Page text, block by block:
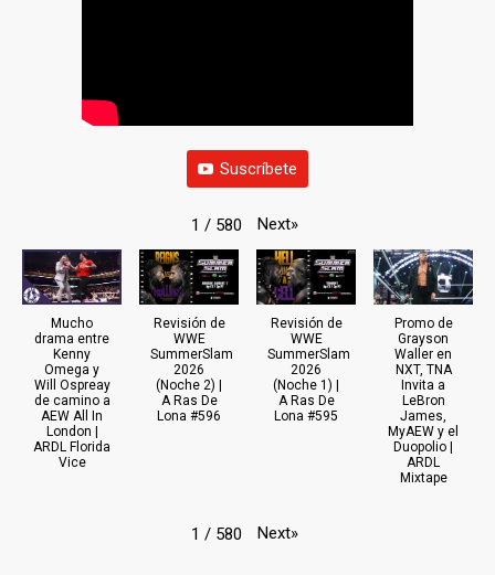
Suscríbete
1 / 580 Next»
Mucho
drama entre
Kenny
Omega y
Will Ospreay
de camino a
AEW All In
London |
ARDL Florida
Vice
Revisión de
WWE
SummerSlam
2026
(Noche 2) |
A Ras De
Lona #596
Revisión de
WWE
SummerSlam
2026
(Noche 1) |
A Ras De
Lona #595
Promo de
Grayson
Waller en
NXT, TNA
Invita a
LeBron
James,
MyAEW y el
Duopolio |
ARDL
Mixtape
1 / 580 Next»